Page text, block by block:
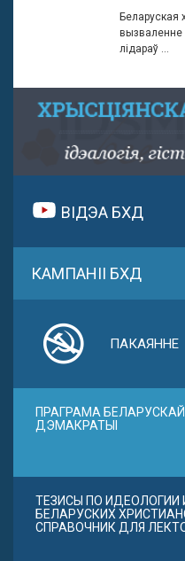
Беларуская
вызваленне
лідараў ...
ВІДЭА БХД
КАМПАНІІ БХД
ПАКАЯННЕ
ПРАГРАМА
ДЭМАКРАТЫІ
ТЕЗИСЫ ПО
БЕЛАРУСКИХ
СПРАВОЧНИК ДЛЯ